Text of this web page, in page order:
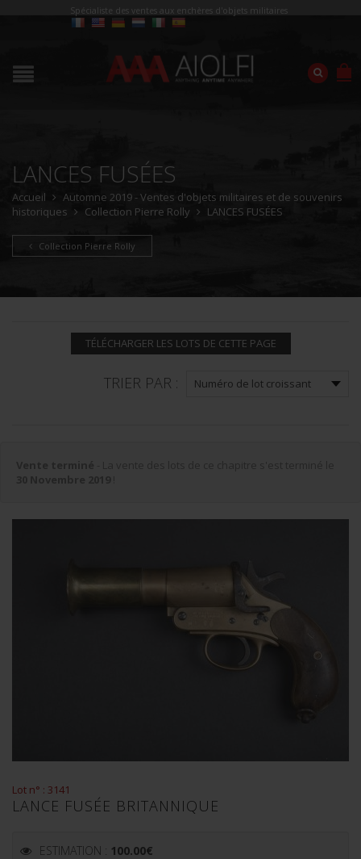
Spécialiste des ventes aux enchères d'objets militaires
LANCES FUSÉES
Accueil
Automne 2019 - Ventes d'objets militaires et de souvenirs
historiques
Collection Pierre Rolly LANCES FUSÉES
Collection Pierre Rolly
TÉLÉCHARGER LES LOTS DE CETTE PAGE
TRIER PAR :
Lot n° : 3141
LANCE FUSÉE BRITANNIQUE
ESTIMATION : 100.00€